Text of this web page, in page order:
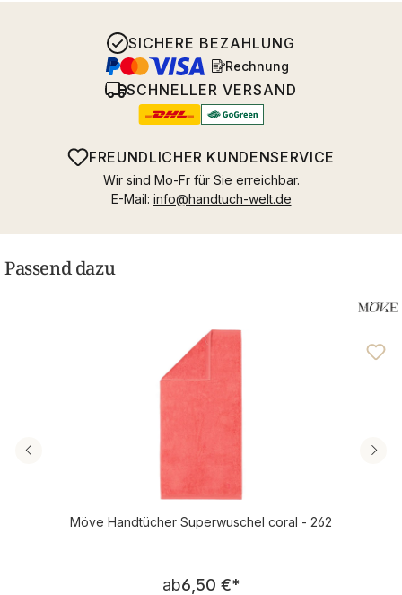
SICHERE BEZAHLUNG
Rechnung
SCHNELLER VERSAND
FREUNDLICHER KUNDENSERVICE
Wir sind Mo-Fr für Sie erreichbar.
E-Mail: info@handtuch-welt.de
Passend dazu
Möve Handtücher Superwuschel coral - 262
Regulärer Preis:
ab6,50 €*